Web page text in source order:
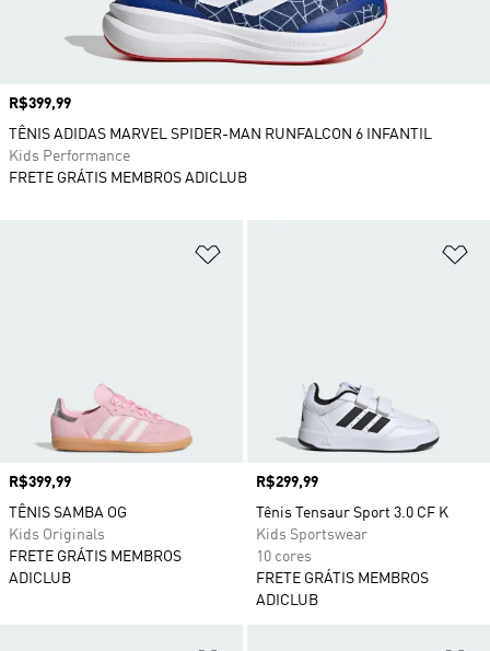
Preço
R$399,99
TÊNIS SAMBA OG
Kids Originals
FRETE GRÁTIS MEMBROS
ADICLUB
Preço
R$299,99
Tênis Tensaur Sport 3.0 CF K
Kids Sportswear
10 cores
FRETE GRÁTIS MEMBROS
ADICLUB
Preço
R$399,99
TÊNIS ADIDAS MARVEL SPIDER-MAN RUNFALCON 6 INFANTIL
Kids Performance
FRETE GRÁTIS MEMBROS ADICLUB